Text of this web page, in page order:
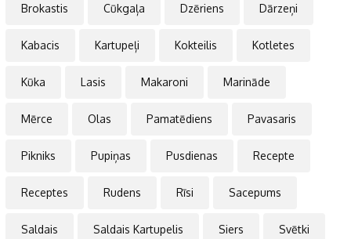
Brokastis Cūkgaļa Dzēriens Dārzeņi
Kabacis Kartupeļi Kokteilis Kotletes
Kūka Lasis Makaroni Marināde
Mērce Olas Pamatēdiens Pavasaris
Pikniks Pupiņas Pusdienas Recepte
Receptes Rudens Rīsi Sacepums
Saldais Saldais Kartupelis Siers Svētki